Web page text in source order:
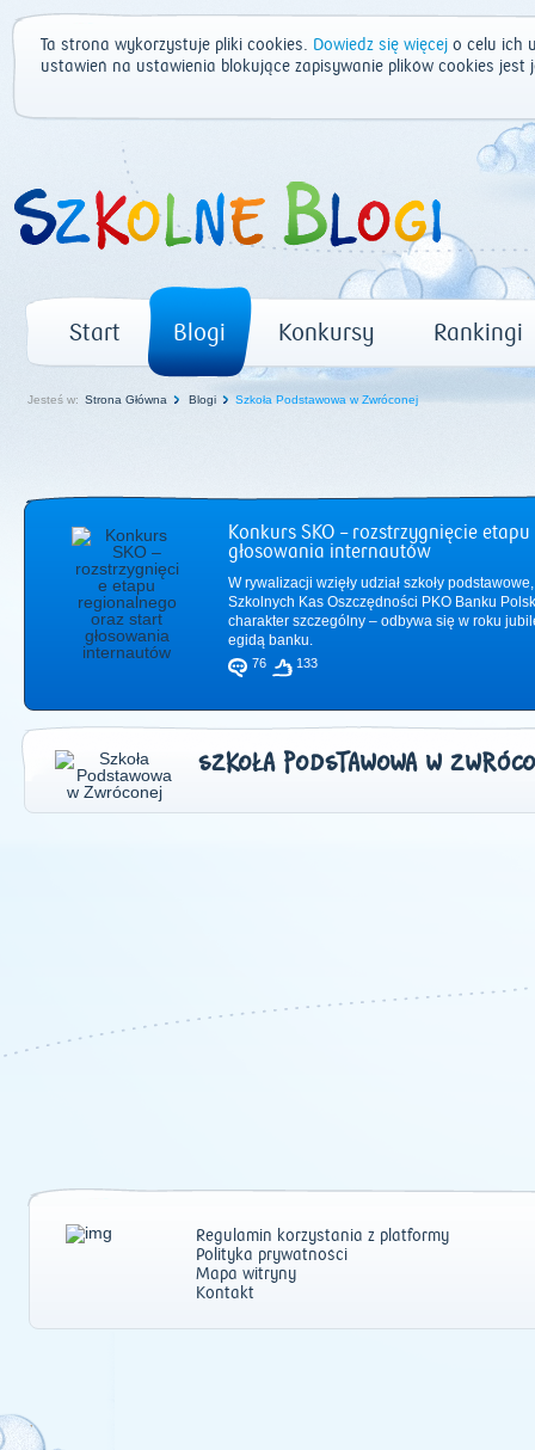
Ta strona wykorzystuje pliki cookies. Dowiedz się więcej o celu ich
ustawień na ustawienia blokujące zapisywanie plików cookies
Start Blogi Konkursy Rankingi
Jesteś w: Strona Główna Blogi Szkoła Podstawowa w Zwróconej
Konkurs SKO – rozstrzygnięcie
głosowania internautów
W rywalizacji wzięły udział szkoły
Szkolnych Kas Oszczędności PKO Banku
charakter szczególny – odbywa się w roku
egidą banku.
76 133
SZKOŁA PODSTAWOWA W
Regulamin korzystania z platformy
Polityka prywatności
Mapa witryny
Kontakt